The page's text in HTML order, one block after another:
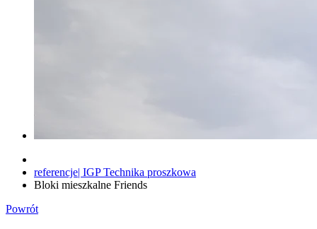
referencje| IGP Technika proszkowa
Bloki mieszkalne Friends
Powrót